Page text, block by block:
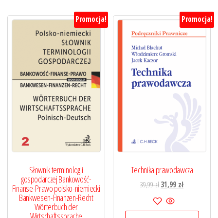
Promocja!
Słownik terminologii
gospodarczej Bankowość-
Finanse-Prawo polsko-niemiecki
Bankwesen-Finanzen-Recht
Wörterbuch der
Promocja!
Technika prawodawcza
39,99złPierwotna
cena
wynosiła:
31,99 złAktualna